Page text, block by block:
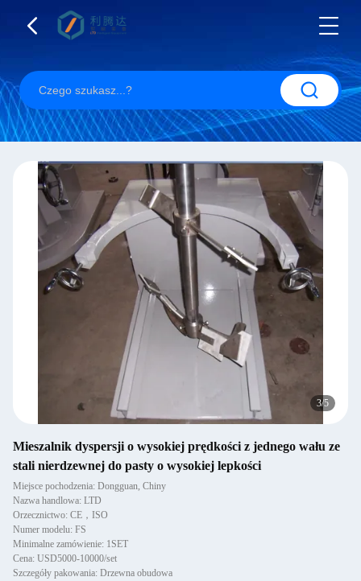
3/5
Mieszalnik dyspersji o wysokiej prędkości z jednego wału ze
stali nierdzewnej do pasty o wysokiej lepkości
Miejsce pochodzenia: Dongguan, Chiny
Nazwa handlowa: LTD
Orzecznictwo: CE，ISO
Numer modelu: FS
Minimalne zamówienie: 1SET
Cena: USD5000-10000/set
Szczegóły pakowania: Drzewna obudowa